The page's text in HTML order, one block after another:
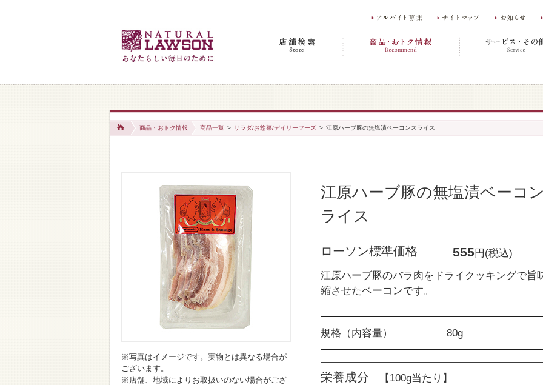
商品・おトク情報 商品一覧 > サラダ/お惣菜/デイリーフーズ > 江原ハーブ豚の無塩漬ベーコンスライス
江原ハーブ豚の無塩漬ベーコ
ライス
ローソン標準価格 555 円(税込)
江原ハーブ豚のバラ肉をドライクッキングで旨
縮させたベーコンです。
規格（内容量） 80g
栄養成分 【100g当たり】
※写真はイメージです。実物とは異なる場合が
ございます。
※店舗、地域によりお取扱いのない場合がござ